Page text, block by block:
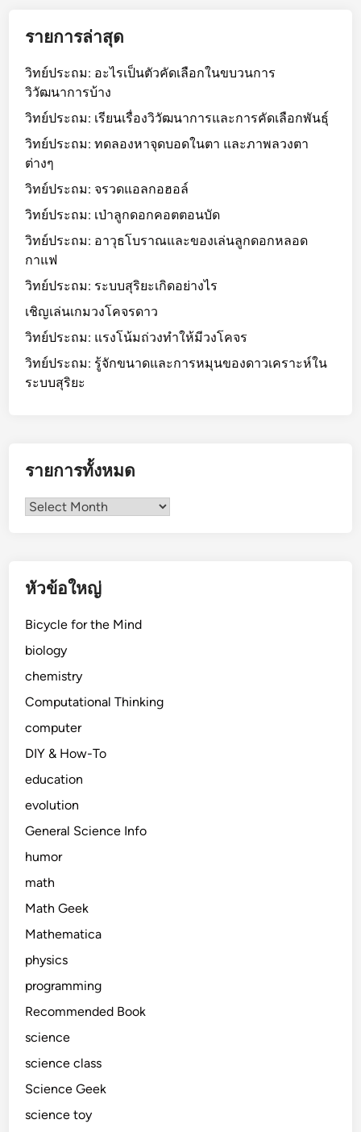
รายการล่าสุด
วิทย์ประถม: อะไรเป็นตัวคัดเลือกในขบวนการ
วิวัฒนาการบ้าง
วิทย์ประถม: เรียนเรื่องวิวัฒนาการและการคัดเลือกพันธุ์
วิทย์ประถม: ทดลองหาจุดบอดในตา และภาพลวงตา
ต่างๆ
วิทย์ประถม: จรวดแอลกอฮอล์
วิทย์ประถม: เป่าลูกดอกคอตตอนบัด
วิทย์ประถม: อาวุธโบราณและของเล่นลูกดอกหลอด
กาแฟ
วิทย์ประถม: ระบบสุริยะเกิดอย่างไร
เชิญเล่นเกมวงโคจรดาว
วิทย์ประถม: แรงโน้มถ่วงทำให้มีวงโคจร
วิทย์ประถม: รู้จักขนาดและการหมุนของดาวเคราะห์ใน
ระบบสุริยะ
รายการทั้งหมด
รายการ
หัวข้อใหญ่
Bicycle for the Mind
biology
chemistry
Computational Thinking
computer
DIY & How-To
education
evolution
General Science Info
humor
math
Math Geek
Mathematica
physics
programming
Recommended Book
science
science class
Science Geek
science toy